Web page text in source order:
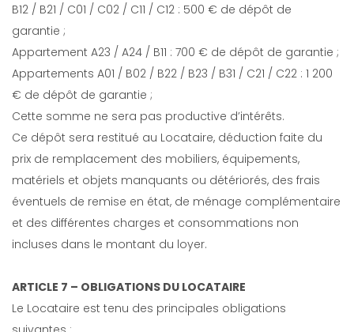
B12 / B21 / C01 / C02 / C11 / C12 : 500 € de dépôt de
garantie ;
Appartement A23 / A24 / B11 : 700 € de dépôt de garantie ;
Appartements A01 / B02 / B22 / B23 / B31 / C21 / C22 : 1 200
€ de dépôt de garantie ;
Cette somme ne sera pas productive d’intérêts.
Ce dépôt sera restitué au Locataire, déduction faite du
prix de remplacement des mobiliers, équipements,
matériels et objets manquants ou détériorés, des frais
éventuels de remise en état, de ménage complémentaire
et des différentes charges et consommations non
incluses dans le montant du loyer.
ARTICLE 7 – OBLIGATIONS DU LOCATAIRE
Le Locataire est tenu des principales obligations